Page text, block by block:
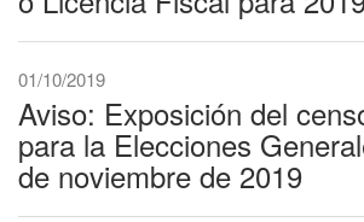
01/10/2019
Aviso: Exposición del
para la Elecciones
de noviembre de 2019